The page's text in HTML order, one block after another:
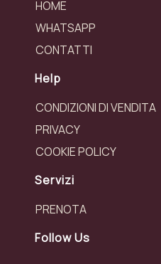
HOME
WHATSAPP
CONTATTI
Help
CONDIZIONI DI VENDITA
PRIVACY
COOKIE POLICY
Servizi
PRENOTA
Follow Us